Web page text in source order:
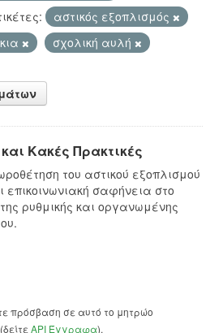
αστικός εξοπλισμός
σχολική αυλή
Κακές Πρακτικές
του αστικού εξοπλισμού
επικοινωνιακή σαφήνεια στο
ρυθμικής και οργανωμένης
πρόσβαση σε αυτό το μητρώο
(δείτε API Έγγραφα).